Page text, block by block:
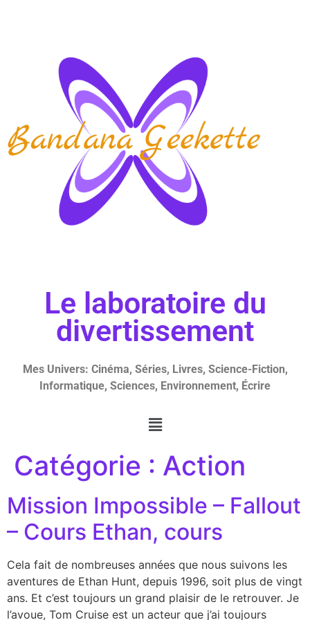
Le laboratoire du
divertissement
Mes Univers: Cinéma, Séries, Livres, Science-Fiction,
Informatique, Sciences, Environnement, Écrire
Catégorie : Action
Mission Impossible – Fallout
– Cours Ethan, cours
Cela fait de nombreuses années que nous suivons les
aventures de Ethan Hunt, depuis 1996, soit plus de vingt
ans. Et c’est toujours un grand plaisir de le retrouver. Je
l’avoue, Tom Cruise est un acteur que j’ai toujours